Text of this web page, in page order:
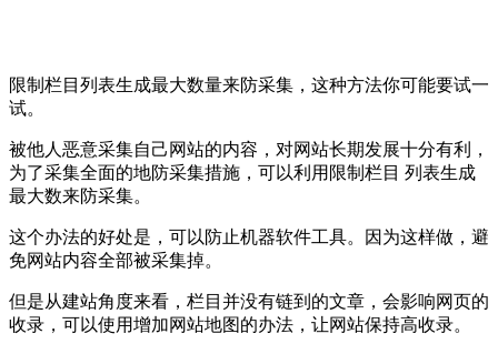
限制栏目列表生成最大数量来防采集，这种方法你可能要试一
试。
被他人恶意采集自己网站的内容，对网站长期发展十分有利，
为了采集全面的地防采集措施，可以利用限制栏目 列表生成
最大数来防采集。
这个办法的好处是，可以防止机器软件工具。因为这样做，避
免网站内容全部被采集掉。
但是从建站角度来看，栏目并没有链到的文章，会影响网页的
收录，可以使用增加网站地图的办法，让网站保持高收录。